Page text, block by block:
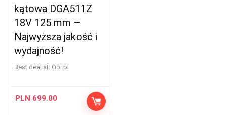
kątowa DGA511Z
18V 125 mm –
Najwyższa jakość i
wydajność!
Best deal at: obi.pl
PLN 699.00